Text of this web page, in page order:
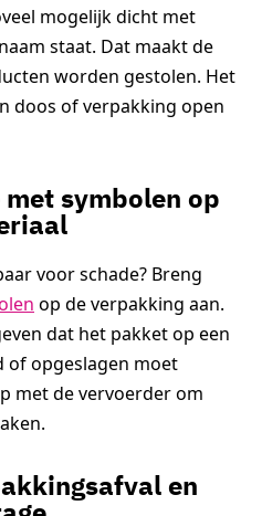
mogelijk dicht met
staat. Dat maakt de
worden gestolen. Het
doos of verpakking open
symbolen op
voor schade? Breng
op de verpakking aan.
dat het pakket op een
of opgeslagen moet
met de vervoerder om
en